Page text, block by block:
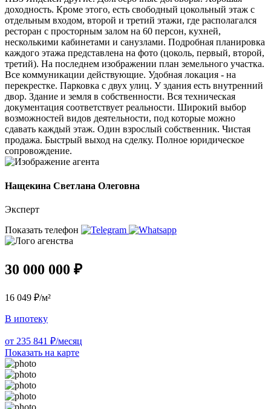
доходность. Кроме этого, есть свободный цокольный этаж с
отдельным входом, второй и третий этажи, где располагался
ресторан с просторным залом на 60 персон, кухней,
несколькими кабинетами и санузлами. Подробная планировка
каждого этажа представлена на фото (цоколь, первый, второй,
третий). На последнем изображении план земельного участка.
Все коммуникации действующие. Удобная локация - на
перекрестке. Парковка с двух улиц. У здания есть внутренний
двор. Здание и земля в собственности. Вся техническая
документация соответствует реальности. Широкий выбор
возможностей видов деятельности, под которые можно
сдавать каждый этаж. Один взрослый собственник. Чистая
продажа. Быстрый выход на сделку. Полное юридическое
сопровождение.
Нащекина Светлана Олеговна
Эксперт
Показать телефон
30 000 000 ₽
16 049 ₽/м²
В ипотеку
от 235 841 ₽/месяц
Показать на карте